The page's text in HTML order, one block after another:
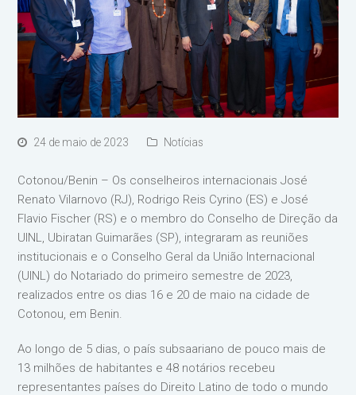
24 de maio de 2023 Notícias
Cotonou/Benin – Os conselheiros internacionais José
Renato Vilarnovo (RJ), Rodrigo Reis Cyrino (ES) e José
Flavio Fischer (RS) e o membro do Conselho de Direção da
UINL, Ubiratan Guimarães (SP), integraram as reuniões
institucionais e o Conselho Geral da União Internacional
(UINL) do Notariado do primeiro semestre de 2023,
realizados entre os dias 16 e 20 de maio na cidade de
Cotonou, em Benin.
Ao longo de 5 dias, o país subsaariano de pouco mais de
13 milhões de habitantes e 48 notários recebeu
representantes países do Direito Latino de todo o mundo